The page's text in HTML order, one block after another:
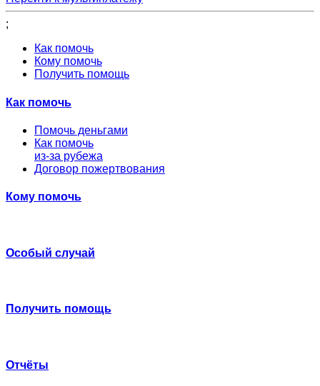
;
Как помочь
Кому помочь
Получить помощь
Как помочь
Помочь деньгами
Как помочь
из-за рубежа
Договор пожертвования
Кому помочь
Особый случай
Получить помощь
Отчёты